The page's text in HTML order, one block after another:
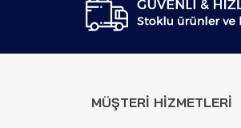
MÜŞTERİ HİZMETLERİ